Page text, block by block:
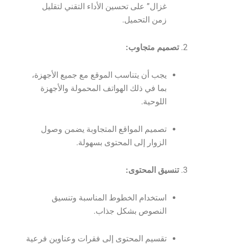
غزال” على تحسين الأداء التقني لتقليل
زمن التحميل.
تصميم متجاوب:
يجب أن يتناسب الموقع مع جميع الأجهزة،
بما في ذلك الهواتف المحمولة والأجهزة
اللوحية.
تصميم المواقع المتجاوبة يضمن وصول
الزوار إلى المحتوى بسهولة.
تنسيق المحتوى:
استخدام الخطوط المناسبة وتنسيق
النصوص بشكل جذاب.
تقسيم المحتوى إلى فقرات وعناوين فرعية